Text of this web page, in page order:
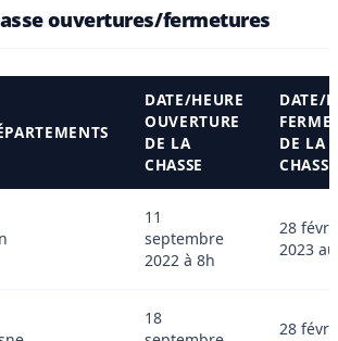
ouvertures/fermetures
DATE/HEURE
OUVERTURE
DE LA
CHASSE
DATE/
DE LA
CHASSE
11
septembre
2022 à 8h
28
2023
18
28